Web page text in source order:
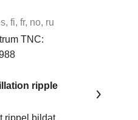
fi, fr, no, ru
TNC:
ripple